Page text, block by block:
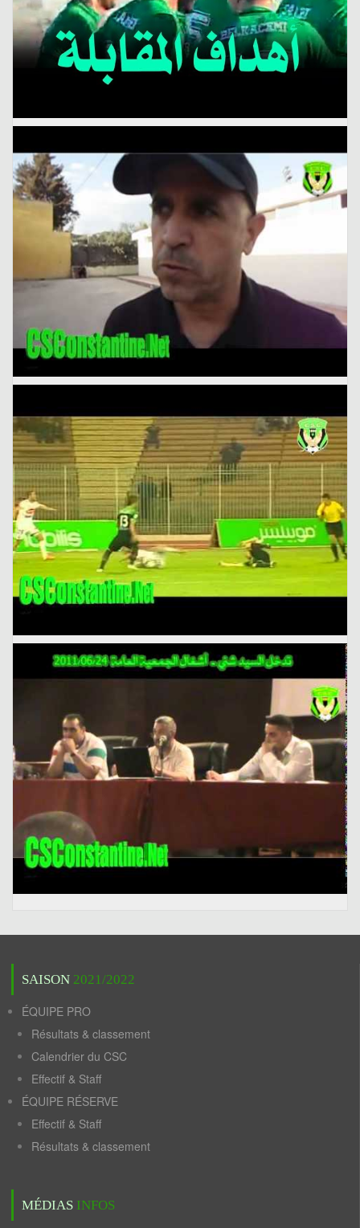
SAISON 2021/2022
ÉQUIPE PRO
Résultats & classement
Calendrier du CSC
Effectif & Staff
ÉQUIPE RÉSERVE
Effectif & Staff
Résultats & classement
MÉDIAS INFOS